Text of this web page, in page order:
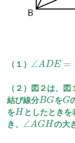
（１） ∠ADE =
（２）図２は、図
結び線分BGをG
をH としたときを
き、 ∠AGHの大